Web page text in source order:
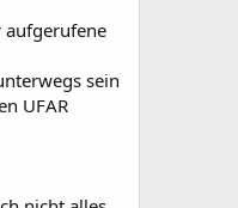
aufgerufene
sein
UFAR